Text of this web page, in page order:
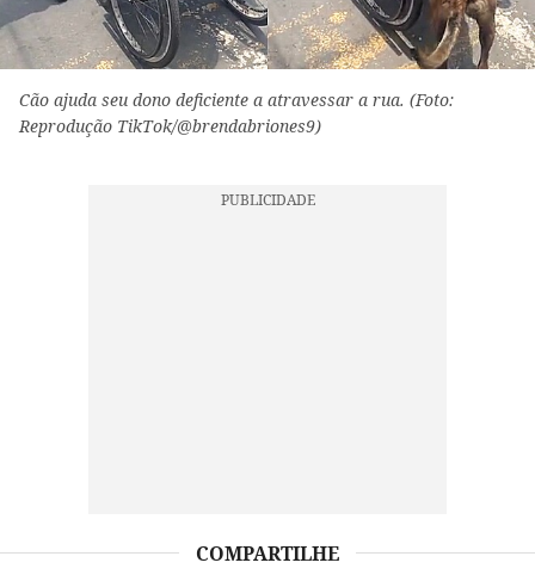
Cão ajuda seu dono deficiente a atravessar a rua. (Foto:
Reprodução TikTok/@brendabriones9)
COMPARTILHE